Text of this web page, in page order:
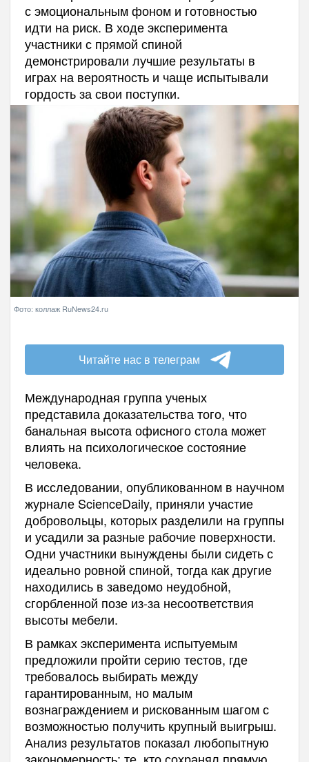
с эмоциональным фоном и готовностью
идти на риск. В ходе эксперимента
участники с прямой спиной
демонстрировали лучшие результаты в
играх на вероятность и чаще испытывали
гордость за свои поступки.
Фото: коллаж RuNews24.ru
Читайте нас в телеграм
Международная группа ученых
представила доказательства того, что
банальная высота офисного стола может
влиять на психологическое состояние
человека.
В исследовании, опубликованном в научном
журнале ScienceDaily, приняли участие
добровольцы, которых разделили на группы
и усадили за разные рабочие поверхности.
Одни участники вынуждены были сидеть с
идеально ровной спиной, тогда как другие
находились в заведомо неудобной,
сгорбленной позе из-за несоответствия
высоты мебели.
В рамках эксперимента испытуемым
предложили пройти серию тестов, где
требовалось выбирать между
гарантированным, но малым
вознаграждением и рискованным шагом с
возможностью получить крупный выигрыш.
Анализ результатов показал любопытную